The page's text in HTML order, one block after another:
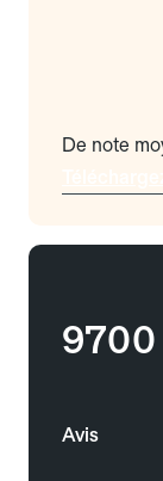
De note
9700
Avis